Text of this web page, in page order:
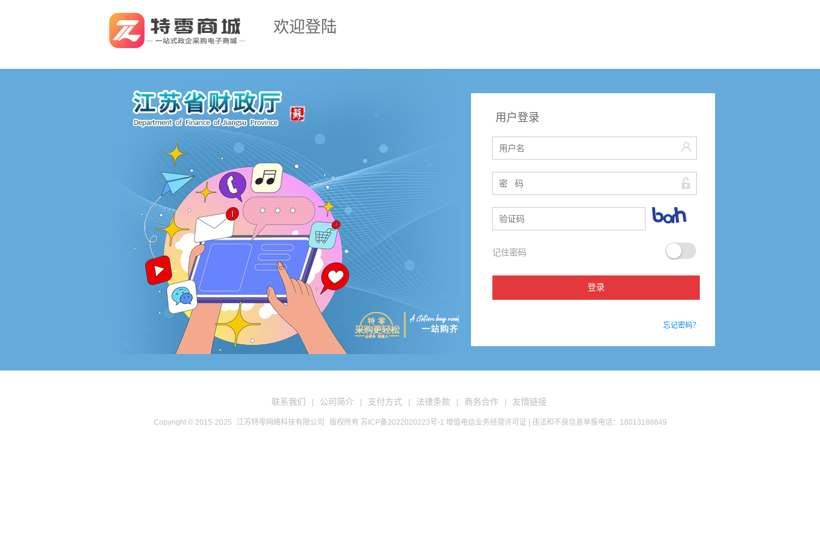
欢迎登陆
用户登录
记住密码
忘记密码？
联系我们 公司简介 支付方式 法律条款 商务合作 友情链接
Copyright © 2015-2025 江苏特零网络科技有限公司 版权所有 苏ICP备2022020223号-1 增值电信业务经营许可证 | 违法和不良信息举报电话：18013188849